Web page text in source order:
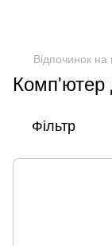
Відпочинок на
Комп'ютер
Фільтр